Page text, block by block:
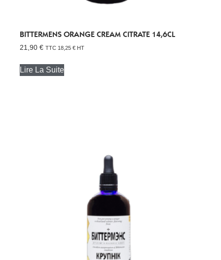
BITTERMENS ORANGE CREAM CITRATE 14,6CL
21,90 € TTC 18,25 € HT
Lire La Suite